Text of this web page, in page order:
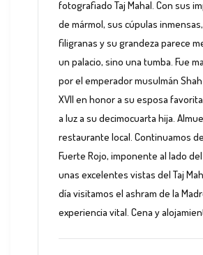
fotografiado Taj Mahal. Con sus
de mármol, sus cúpulas
filigranas y su grandeza parece
un palacio, sino una tumba. Fue
por el emperador musulmán
XVII en honor a su esposa
a luz a su decimocuarta hija.
restaurante local. Continuamos
Fuerte Rojo, imponente al lado
unas excelentes vistas del Taj
día visitamos el ashram de la
experiencia vital. Cena y